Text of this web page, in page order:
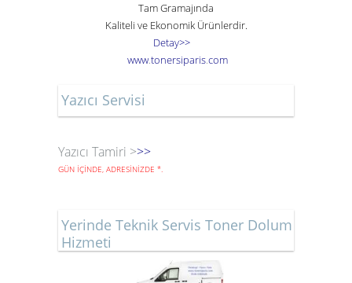
Tam Gramajında
Kaliteli ve Ekonomik Ürünlerdir.
Detay>>
www.tonersiparis.com
Yazıcı Servisi
Yazıcı Tamiri >>>
GÜN İÇİNDE, ADRESİNİZDE *.
Yerinde Teknik Servis Toner Dolum
Hizmeti